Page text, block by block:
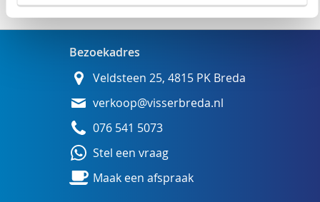
Bezoekadres
Veldsteen 25, 4815 PK Breda
verkoop@visserbreda.nl
076 541 5073
Stel een vraag
Maak een afspraak